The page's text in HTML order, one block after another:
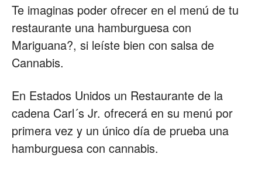
de
Te imaginas poder ofrecer en el menú de tu
restaurante una hamburguesa con
Mariguana?, si leíste bien con salsa de
Cannabis.
En Estados Unidos un Restaurante de la
cadena Carl´s Jr. ofrecerá en su menú por
primera vez y un único día de prueba una
hamburguesa con cannabis.